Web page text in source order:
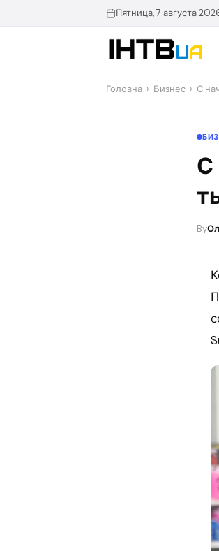
Пятница, 7 августа
Головна › Бизнес › С
С
By